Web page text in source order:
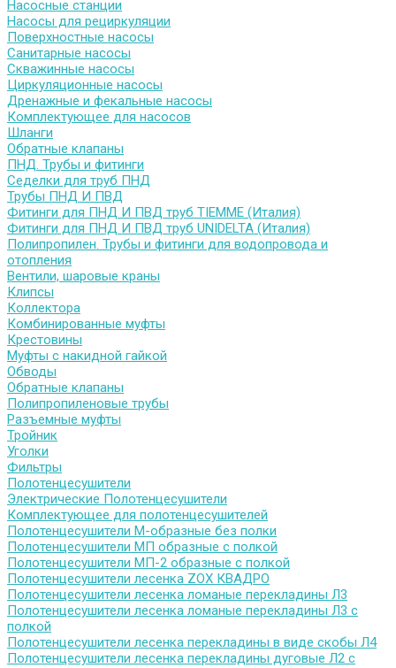
Насосные станции
Насосы для рециркуляции
Поверхностные насосы
Санитарные насосы
Скважинные насосы
Циркуляционные насосы
Дренажные и фекальные насосы
Комплектующее для насосов
Шланги
Обратные клапаны
ПНД. Трубы и фитинги
Седелки для труб ПНД
Трубы ПНД И ПВД
Фитинги для ПНД И ПВД труб TIEMME (Италия)
Фитинги для ПНД И ПВД труб UNIDELTA (Италия)
Полипропилен. Трубы и фитинги для водопровода и
отопления
Вентили, шаровые краны
Клипсы
Коллектора
Комбинированные муфты
Крестовины
Муфты с накидной гайкой
Обводы
Обратные клапаны
Полипропиленовые трубы
Разъемные муфты
Тройник
Уголки
Фильтры
Полотенцесушители
Электрические Полотенцесушители
Комплектующее для полотенцесушителей
Полотенцесушители М-образные без полки
Полотенцесушители МП образные с полкой
Полотенцесушители МП-2 образные с полкой
Полотенцесушители лесенка ZOX КВАДРО
Полотенцесушители лесенка ломаные перекладины Л3
Полотенцесушители лесенка ломаные перекладины Л3 с
полкой
Полотенцесушители лесенка перекладины в виде скобы Л4
Полотенцесушители лесенка перекладины дуговые Л2 с